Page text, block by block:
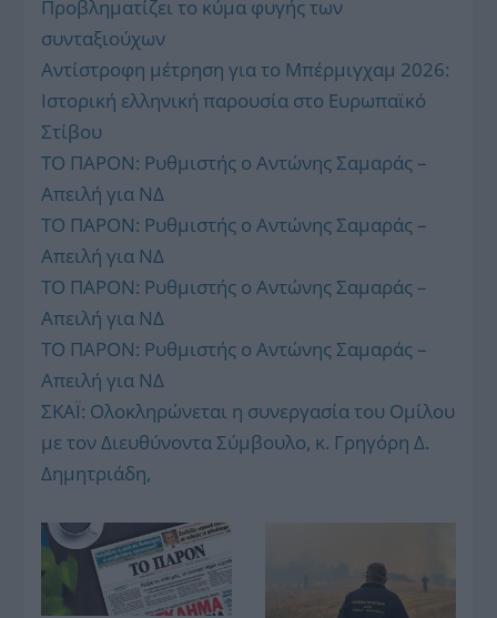
Προβληματίζει το κύμα φυγής των
συνταξιούχων
Αντίστροφη μέτρηση για το Μπέρμιγχαμ 2026:
Ιστορική ελληνική παρουσία στο Ευρωπαϊκό
Στίβου
ΤΟ ΠΑΡΟΝ: Ρυθμιστής ο Αντώνης Σαμαράς –
Απειλή για ΝΔ
ΤΟ ΠΑΡΟΝ: Ρυθμιστής ο Αντώνης Σαμαράς –
Απειλή για ΝΔ
ΤΟ ΠΑΡΟΝ: Ρυθμιστής ο Αντώνης Σαμαράς –
Απειλή για ΝΔ
ΤΟ ΠΑΡΟΝ: Ρυθμιστής ο Αντώνης Σαμαράς –
Απειλή για ΝΔ
ΣΚΑΪ: Ολοκληρώνεται η συνεργασία του Ομίλου
με τον Διευθύνοντα Σύμβουλο, κ. Γρηγόρη Δ.
Δημητριάδη,